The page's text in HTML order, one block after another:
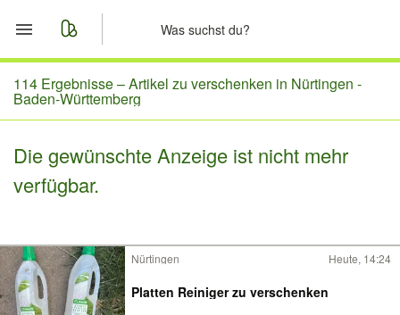
Start
Merkliste
Nachrichten
114 Ergebnisse –Artikel zu verschenken in Nürtingen -
Baden-Württemberg
Die gewünschte Anzeige ist nicht mehr
verfügbar.
Nürtingen Heute, 14:24
Platten Reiniger zu verschenken